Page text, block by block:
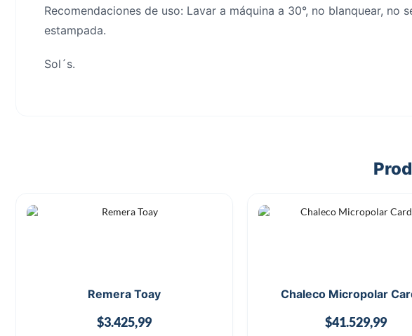
Recomendaciones de uso: Lavar a máquina a 30°, no blanquear, no
estampada.
Sol´s.
Remera Toay
$3.425,99
Chaleco Micropolar
$41.529,99